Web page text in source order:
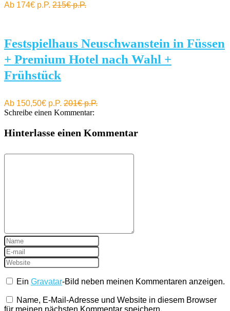
Ab 174€ p.P. 215€ p.P.
Festspielhaus Neuschwanstein in Füssen
+ Premium Hotel nach Wahl +
Frühstück
Ab 150,50€ p.P. 201€ p.P.
Schreibe einen Kommentar:
Hinterlasse einen Kommentar
EinGravatar-Bild neben meinen Kommentaren anzeigen.
Name, E-Mail-Adresse und Website in diesem Browser
für meinen nächsten Kommentar speichern.